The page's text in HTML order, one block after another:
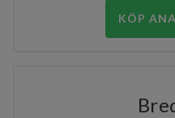
KÖP